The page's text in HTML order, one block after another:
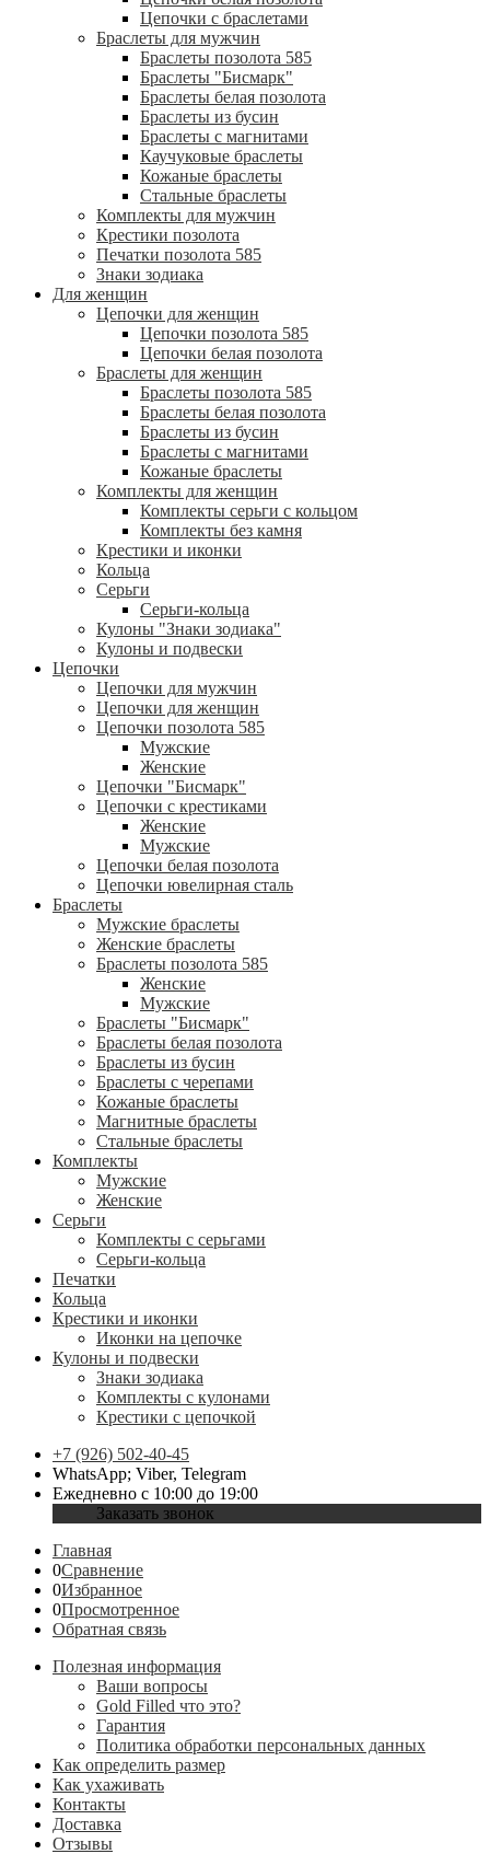
Цепочки с браслетами
Браслеты для мужчин
Браслеты позолота 585
Браслеты "Бисмарк"
Браслеты белая позолота
Браслеты из бусин
Браслеты с магнитами
Каучуковые браслеты
Кожаные браслеты
Стальные браслеты
Комплекты для мужчин
Крестики позолота
Печатки позолота 585
Знаки зодиака
Для женщин
Цепочки для женщин
Цепочки позолота 585
Цепочки белая позолота
Браслеты для женщин
Браслеты позолота 585
Браслеты белая позолота
Браслеты из бусин
Браслеты с магнитами
Кожаные браслеты
Комплекты для женщин
Комплекты серьги с кольцом
Комплекты без камня
Крестики и иконки
Кольца
Серьги
Серьги-кольца
Кулоны "Знаки зодиака"
Кулоны и подвески
Цепочки
Цепочки для мужчин
Цепочки для женщин
Цепочки позолота 585
Мужские
Женские
Цепочки "Бисмарк"
Цепочки с крестиками
Женские
Мужские
Цепочки белая позолота
Цепочки ювелирная сталь
Браслеты
Мужские браслеты
Женские браслеты
Браслеты позолота 585
Женские
Мужские
Браслеты "Бисмарк"
Браслеты белая позолота
Браслеты из бусин
Браслеты с черепами
Кожаные браслеты
Магнитные браслеты
Стальные браслеты
Комплекты
Мужские
Женские
Серьги
Комплекты с серьгами
Серьги-кольца
Печатки
Кольца
Крестики и иконки
Иконки на цепочке
Кулоны и подвески
Знаки зодиака
Комплекты с кулонами
Крестики с цепочкой
+7 (926) 502-40-45
WhatsApp; Viber, Telegram
Ежедневно с 10:00 до 19:00
Заказать звонок
Главная
0Сравнение
0Избранное
0Просмотренное
Обратная связь
Полезная информация
Ваши вопросы
Gold Filled что это?
Гарантия
Политика обработки персональных данных
Как определить размер
Как ухаживать
Контакты
Доставка
Отзывы